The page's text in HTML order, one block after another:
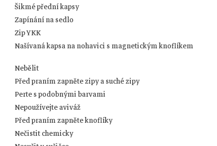
Šikmé přední kapsy
Zapínání na sedlo
Zip YKK
Našívaná kapsa na nohavici s magnetickým knoflíkem
Nebělit
Před praním zapněte zipy a suché zipy
Perte s podobnými barvami
Nepoužívejte aviváž
Před praním zapněte knoflíky
Nečistit chemicky